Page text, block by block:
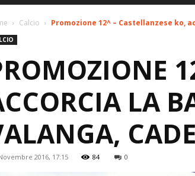
Calcio Promozione 12^ – Castellanzese ko,
LA
2016, 17:15 84 0